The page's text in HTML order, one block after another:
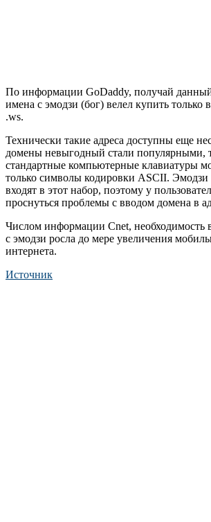
По информации GoDaddy, получай
имена с эмодзи (бог) велел купить только
.ws.
Технически такие адреса доступны еще
домены невыгодный стали популярными,
стандартные компьютерные клавиатуры
только символы кодировки ASCII. Эмодзи
входят в этот набор, поэтому у
проснуться проблемы с вводом домена в
Числом информации Cnet, необходимость
с эмодзи росла до мере увеличения
интернета.
Источник